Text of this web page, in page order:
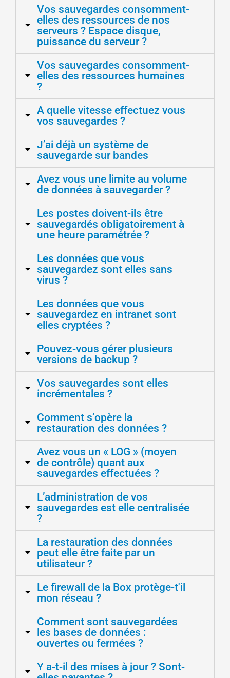
Vos sauvegardes consomment-
elles des ressources de nos
serveurs ? Espace disque,
puissance du serveur ?
Vos sauvegardes consomment-
elles des ressources humaines
?
A quelle vitesse effectuez vous
vos sauvegardes ?
J’ai déjà un système de
sauvegarde sur bandes
Avez vous une limite au volume
de données à sauvegarder ?
Les postes doivent-ils être
sauvegardés obligatoirement à
une heure paramétrée ?
Les données que vous
sauvegardez sont elles sans
virus ?
Les données que vous
sauvegardez en intranet sont
elles cryptées ?
Pouvez-vous gérer plusieurs
versions de backup ?
Vos sauvegardes sont elles
incrémentales ?
Comment s’opère la
restauration des données ?
Avez vous un « LOG » (moyen
de contrôle) quant aux
sauvegardes effectuées ?
L’administration de vos
sauvegardes est elle centralisée
?
La restauration des données
peut elle être faite par un
utilisateur ?
Le firewall de la Box protège-t'il
mon réseau ?
Comment sont sauvegardées
les bases de données :
ouvertes ou fermées ?
Y a-t-il des mises à jour ? Sont-